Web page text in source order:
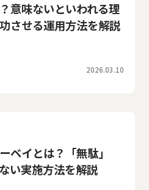
意味ないといわれる理
させる運用方法を解説
2026.03.10
ベイとは？「無駄」
い実施方法を解説